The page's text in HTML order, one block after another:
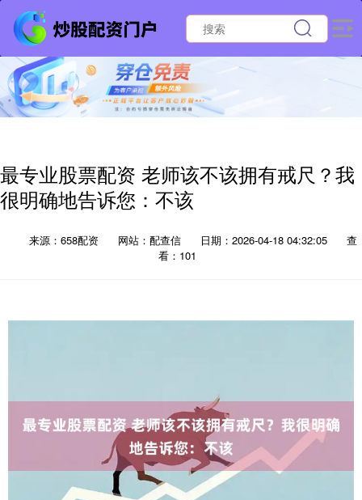
最专业股票配资 老师该不该拥有戒尺？我
很明确地告诉您：不该
来源：658配资 网站：配查信 日期：2026-04-18 04:32:05
查
看：101